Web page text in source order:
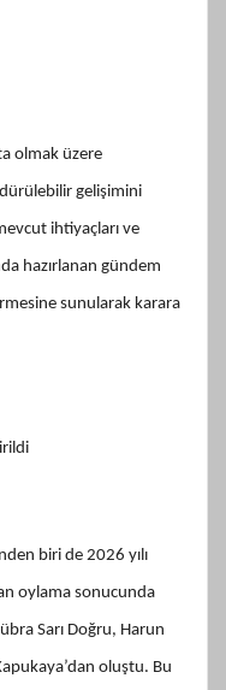
olmak üzere
gelişimini
ihtiyaçları ve
hazırlanan gündem
sunularak karara
biri de 2026 yılı
oylama sonucunda
Sarı Doğru, Harun
oluştu. Bu